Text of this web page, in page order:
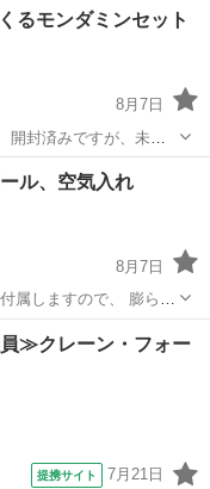
るモンダミンセット
8月7日
封済みですが、未使
ル、空気入れ
8月7日
となります。
れ
≫クレーン・フォー
提携サイト 7月21日